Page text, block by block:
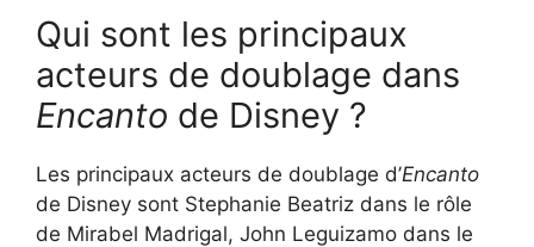
Qui sont les principaux
acteurs de doublage dans
Encanto de Disney ?
Les principaux acteurs de doublage d’Encanto
de Disney sont Stephanie Beatriz dans le rôle
de Mirabel Madrigal, John Leguizamo dans le